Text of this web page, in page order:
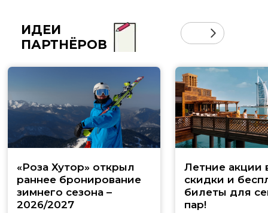
ИДЕИ
ПАРТНЁРОВ
«Роза Хутор» открыл
раннее бронирование
зимнего сезона –
2026/2027
Летние акции
скидки и
билеты для
пар!